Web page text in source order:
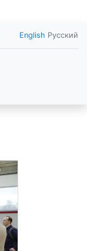
English Русский